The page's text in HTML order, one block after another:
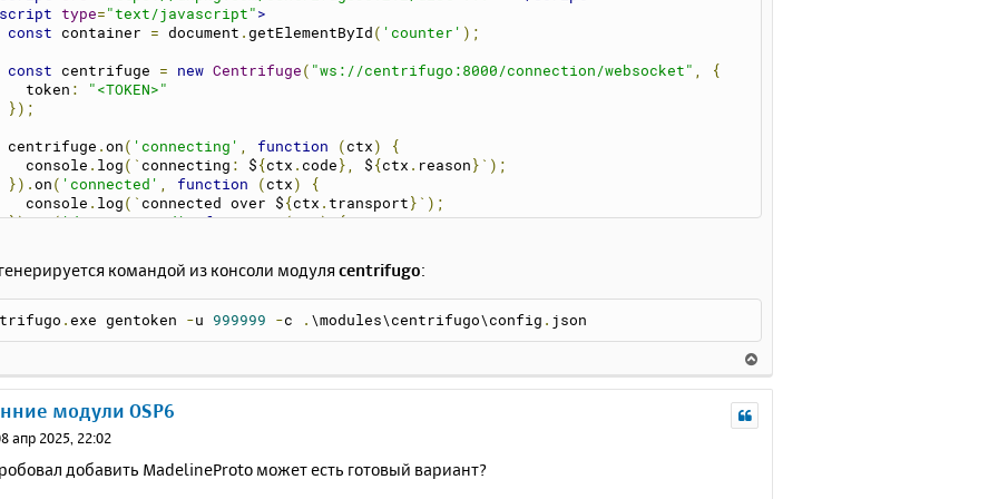
type= "text/javascript" >
const container = document . getElementById ( 'counter' );
const centrifuge = new Centrifuge ( "ws://centrifugo:8000/connection/websocket"
{
      token
:
"<TOKEN>"
});
    centrifuge
. on ( 'connecting' function ( ctx )
{
      console
. log (` connecting : $ { ctx . code }, $ { ctx . reason }`);
}). on ( 'connected' function ( ctx )
{
      console
. log (` connected over $ { ctx . transport }`);
}).on('disconnected', function (ctx) {
const sub = centrifuge.newSubscription("ns1");
}).on('subscribing', function (ctx) {
      console
.log (`subscribing
on('subscribed'
      console
}).on( 'unsubscribed', function (ctx) {
командой из консоли модуля centrifugo:
. exe gentoken -u 999999 -c . \modules\centrifugo\config . json
е
модули OSP6
апр 2025, 22:02
добавить MadelineProto может есть готовый вариант?